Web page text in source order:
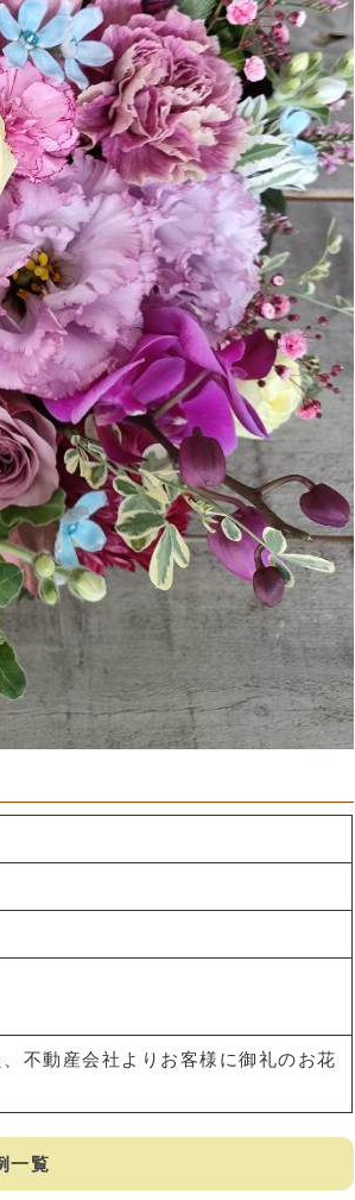
不動産会社よりお客様に御礼のお花
一覧